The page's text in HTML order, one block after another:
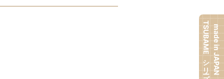
made in JAPAN
TSUBAMEシリーズ